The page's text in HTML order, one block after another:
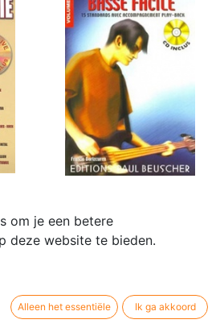
Basse Facile - Vol.1
25,50 €
om je een betere
deze website te bieden.
Alleen het essentiële Ik ga akkoord